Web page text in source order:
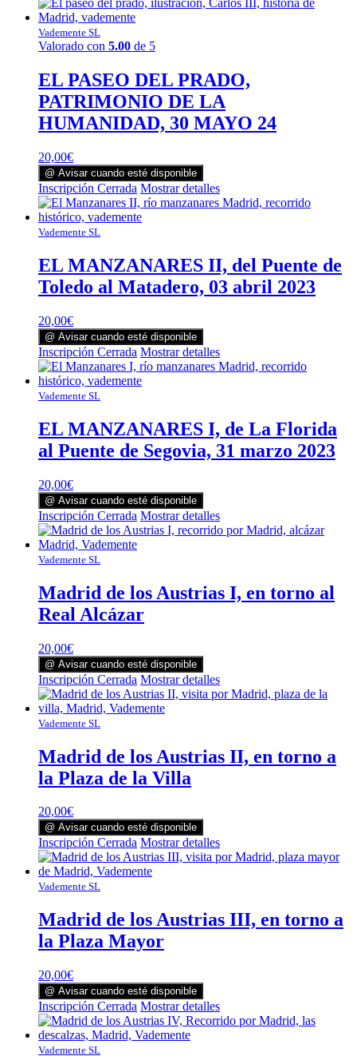
Vademente SL
Valorado con 5.00 de 5
EL PASEO DEL PRADO,
PATRIMONIO DE LA
HUMANIDAD, 30 MAYO 24
20,00€
@ Avisar cuando esté disponible
Inscripción Cerrada Mostrar detalles
Vademente SL
EL MANZANARES II, del Puente de
Toledo al Matadero, 03 abril 2023
20,00€
@ Avisar cuando esté disponible
Inscripción Cerrada Mostrar detalles
Vademente SL
EL MANZANARES I, de La Florida
al Puente de Segovia, 31 marzo 2023
20,00€
@ Avisar cuando esté disponible
Inscripción Cerrada Mostrar detalles
Vademente SL
Madrid de los Austrias I, en torno al
Real Alcázar
20,00€
@ Avisar cuando esté disponible
Inscripción Cerrada Mostrar detalles
Vademente SL
Madrid de los Austrias II, en torno a
la Plaza de la Villa
20,00€
@ Avisar cuando esté disponible
Inscripción Cerrada Mostrar detalles
Vademente SL
Madrid de los Austrias III, en torno a
la Plaza Mayor
20,00€
@ Avisar cuando esté disponible
Inscripción Cerrada Mostrar detalles
Vademente SL